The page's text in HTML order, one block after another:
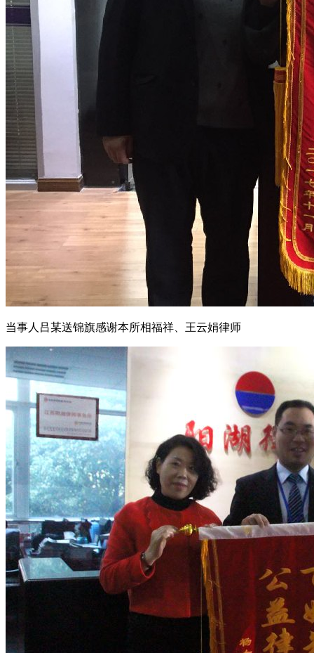
当事人吕某送锦旗感谢本所相福祥、王云娟律师